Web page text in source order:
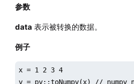
参数
data 表示被转换的数据。
例子
x = 1 2 3 4
y = py::toNumpy(x) // numpy